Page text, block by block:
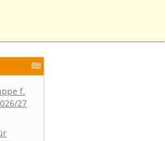
f.
27